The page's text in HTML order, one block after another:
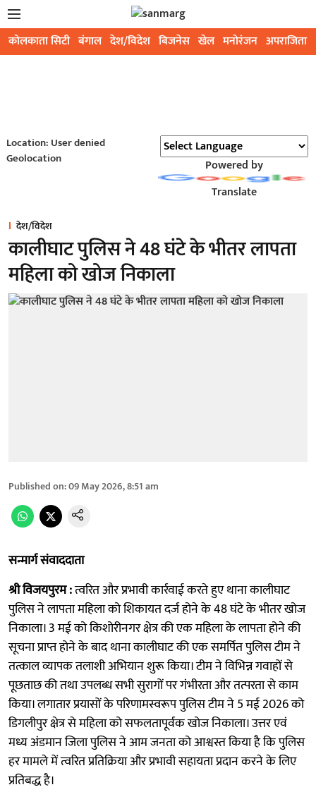
कोलकाता सिटी बंगाल देश/विदेश बिजनेस खेल मनोरंजन अपराजिता
Location: User denied
Geolocation
Powered by
Translate
देश/विदेश
कालीघाट पुलिस ने 48 घंटे के भीतर लापता
महिला को खोज निकाला
Published on:09 May 2026, 8:51 am
सन्मार्ग संवाददाता
श्री विजयपुरम :त्वरित और प्रभावी कार्रवाई करते हुए थाना कालीघाट
पुलिस ने लापता महिला को शिकायत दर्ज होने के 48 घंटे के भीतर खोज
निकाला। 3 मई को किशोरीनगर क्षेत्र की एक महिला के लापता होने की
सूचना प्राप्त होने के बाद थाना कालीघाट की एक समर्पित पुलिस टीम ने
तत्काल व्यापक तलाशी अभियान शुरू किया। टीम ने विभिन्न गवाहों से
पूछताछ की तथा उपलब्ध सभी सुरागों पर गंभीरता और तत्परता से काम
किया। लगातार प्रयासों के परिणामस्वरूप पुलिस टीम ने 5 मई 2026 को
डिगलीपुर क्षेत्र से महिला को सफलतापूर्वक खोज निकाला। उत्तर एवं
मध्य अंडमान जिला पुलिस ने आम जनता को आश्वस्त किया है कि पुलिस
हर मामले में त्वरित प्रतिक्रिया और प्रभावी सहायता प्रदान करने के लिए
प्रतिबद्ध है।